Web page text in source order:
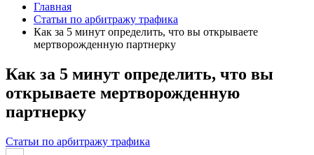
Главная
Статьи по арбитражу трафика
Как за 5 минут определить, что вы открываете
мертворожденную партнерку
Как за 5 минут определить, что вы
открываете мертворожденную
партнерку
Статьи по арбитражу трафика